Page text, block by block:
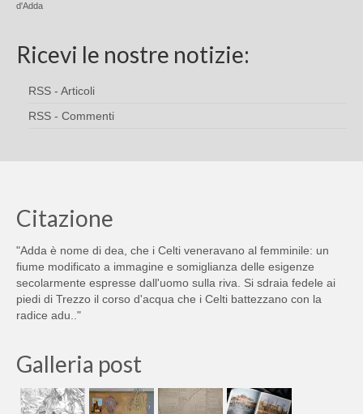
d'Adda
Ricevi le nostre notizie:
RSS - Articoli
RSS - Commenti
Citazione
"Adda è nome di dea, che i Celti veneravano al femminile: un
fiume modificato a immagine e somiglianza delle esigenze
secolarmente espresse dall'uomo sulla riva. Si sdraia fedele ai
piedi di Trezzo il corso d'acqua che i Celti battezzano con la
radice adu.."
Galleria post